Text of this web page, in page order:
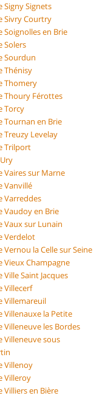
Signy Signets
Sivry Courtry
Soignolles en Brie
Solers
Sourdun
Thénisy
Thomery
Thoury Férottes
Torcy
Tournan en Brie
Treuzy Levelay
Trilport
Vaires sur Marne
Vanvillé
Varreddes
Vaudoy en Brie
Vaux sur Lunain
Verdelot
Vernou la Celle sur Seine
Vieux Champagne
Ville Saint Jacques
Villecerf
Villemareuil
Villenauxe la Petite
Villeneuve les Bordes
Villeneuve sous
Villenoy
Villeroy
Villiers en Bière